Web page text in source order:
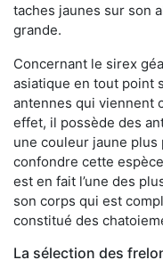
taches jaunes sur son
grande.
Concernant le sirex
asiatique en tout point
antennes qui viennent
effet, il possède des
une couleur jaune
confondre cette
est en fait l’une des
son corps qui est
constitué des
La sélection des